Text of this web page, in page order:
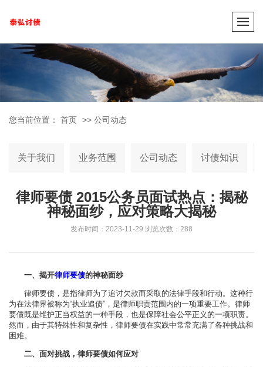
您当前位置： 首页 >> 公司动态
关于我们 业务范围 公司动态 讨债知识
律师要债 2015公务员面试热点：揭秘
神秘面纱，应对策略大揭秘
发布时间：2023-11-29 浏览次数：288
一、揭开律师要债的神秘面纱
律师要债，是指律师为了追讨欠款而采取的法律手段和行动。这种行
为在法律界被称为“执业追债”，是律师职责范围内的一项重要工作。律师
要债既是维护正当权益的一种手段，也是保障社会公平正义的一项职责。
然而，由于其特殊性和复杂性，律师要债在实践中常常充满了各种挑战和
困难。
二、面对挑战，律师要债如何应对